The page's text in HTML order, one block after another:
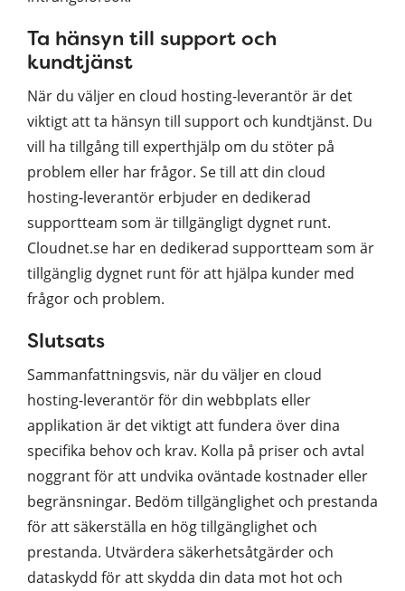
Ta hänsyn till support och
kundtjänst
När du väljer en cloud hosting-leverantör är det
viktigt att ta hänsyn till support och kundtjänst. Du
vill ha tillgång till experthjälp om du stöter på
problem eller har frågor. Se till att din cloud
hosting-leverantör erbjuder en dedikerad
supportteam som är tillgängligt dygnet runt.
Cloudnet.se har en dedikerad supportteam som är
tillgänglig dygnet runt för att hjälpa kunder med
frågor och problem.
Slutsats
Sammanfattningsvis, när du väljer en cloud
hosting-leverantör för din webbplats eller
applikation är det viktigt att fundera över dina
specifika behov och krav. Kolla på priser och avtal
noggrant för att undvika oväntade kostnader eller
begränsningar. Bedöm tillgänglighet och prestanda
för att säkerställa en hög tillgänglighet och
prestanda. Utvärdera säkerhetsåtgärder och
dataskydd för att skydda din data mot hot och